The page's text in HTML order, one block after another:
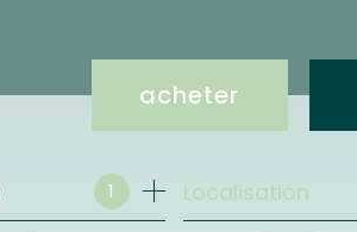
acheter
de l'ancien
bureaux et commerces
1 Localisation